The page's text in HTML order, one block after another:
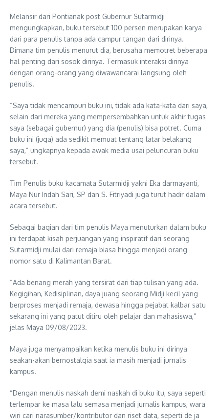
Melansir dari Pontianak post Gubernur Sutarmidji
mengungkapkan, buku tersebut 100 persen merupakan karya
dari para penulis tanpa ada campur tangan dari dirinya.
Dimana tim penulis menurut dia, berusaha memotret beberapa
hal penting dari sosok dirinya. Termasuk interaksi dirinya
dengan orang-orang yang diwawancarai langsung oleh
penulis.
“Saya tidak mencampuri buku ini, tidak ada kata-kata dari saya,
selain dari mereka yang mempersembahkan untuk akhir tugas
saya (sebagai gubernur) yang dia (penulis) bisa potret. Cuma
buku ini (juga) ada sedikit memuat tentang latar belakang
saya,” ungkapnya kepada awak media usai peluncuran buku
tersebut.
Tim Penulis buku kacamata Sutarmidji yakni Eka darmayanti,
Maya Nur Indah Sari, SP dan S. Fitriyadi juga turut hadir dalam
acara tersebut.
Sebagai bagian dari tim penulis Maya menuturkan dalam buku
ini terdapat kisah perjuangan yang inspiratif dari seorang
Sutarmidji mulai dari remaja biasa hingga menjadi orang
nomor satu di Kalimantan Barat.
“Ada benang merah yang tersirat dari tiap tulisan yang ada.
Kegigihan, Kedisiplinan, daya juang seorang Midji kecil yang
berproses menjadi remaja, dewasa hingga pejabat kalbar satu
sekarang ini yang patut ditiru oleh pelajar dan mahasiswa,”
jelas Maya 09/08/2023.
Maya juga menyampaikan ketika menulis buku ini dirinya
seakan-akan bernostalgia saat ia masih menjadi jurnalis
kampus.
“Dengan menulis naskah demi naskah di buku itu, saya seperti
terlempar ke masa lalu semasa menjadi jurnalis kampus, wara
wiri cari narasumber/kontributor dan riset data, seperti de ja